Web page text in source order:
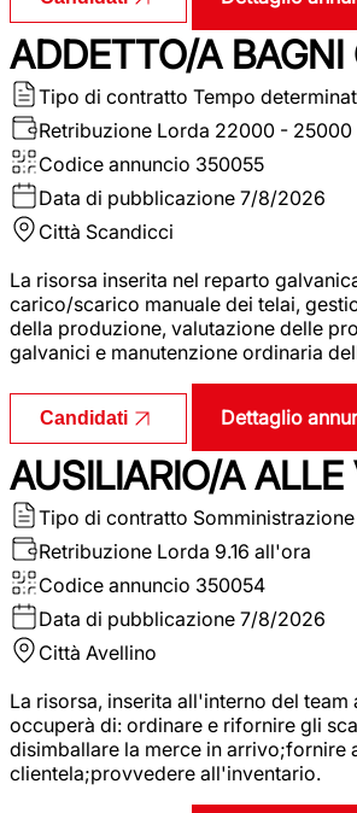
ADDETTO/A BAGNI
Tipo di contratto Tempo
Retribuzione Lorda 22000 - 25000
Codice annuncio 350055
Data di pubblicazione 7/8/2026
Città Scandicci
La risorsa inserita nel reparto
carico/scarico manuale dei telai,
della produzione, valutazione delle
galvanici e manutenzione ordinaria
Candidati Dettaglio
AUSILIARIO/A
Tipo di contratto Somministrazione
Retribuzione Lorda 9.16 all'ora
Codice annuncio 350054
Data di pubblicazione 7/8/2026
Città Avellino
La risorsa, inserita all'interno del team
occuperà di: ordinare e rifornire gli
disimballare la merce in arrivo;fornire
clientela;provvedere all'inventario.